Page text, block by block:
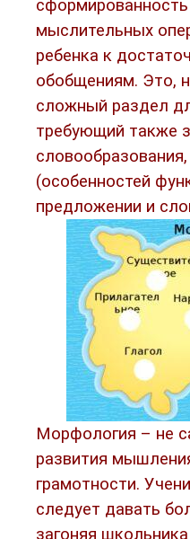
мыслительных
ребенка к
обобщениям. Это,
сложный раздел
требующий также
(особенностей
предложении и
Морфология – не
развития
грамотности.
следует давать
загоняя